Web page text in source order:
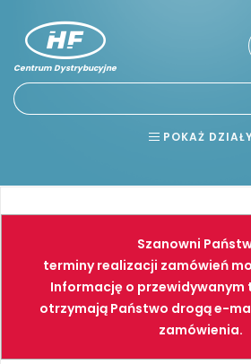
Centrum Dystrybucyjne
POKAŻ
NARZĘDZIA
FARBY
Szanowni
terminy realizacji zamówień
Informację o przewidywanym
otrzymają Państwo drogą e-
zamówienia.